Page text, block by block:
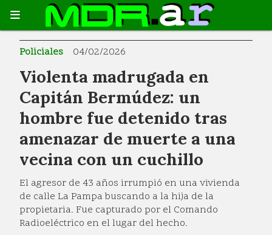
Violenta madrugada en
Capitán Bermúdez: un
hombre fue detenido tras
amenazar de muerte a una
vecina con un cuchillo
El agresor de 43 años irrumpió en una vivienda
de calle La Pampa buscando a la hija de la
propietaria. Fue capturado por el Comando
Radioeléctrico en el lugar del hecho.
Policiales 04/02/2026